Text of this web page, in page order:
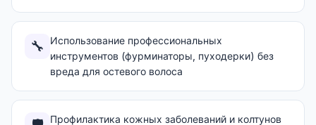
🔧
Использование профессиональных
инструментов (фурминаторы, пуходерки) без
вреда для остевого волоса
Профилактика кожных заболеваний и колтунов